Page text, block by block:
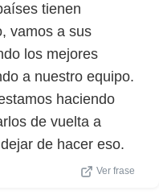
tienen
vamos a sus
los mejores
a nuestro equipo.
haciendo
de vuelta a
de hacer eso.
Ver frase